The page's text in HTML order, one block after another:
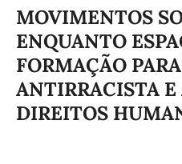
MOVIMENTOS
ENQUANTO
FORMAÇÃO
ANTIRRACISTA E
DIREITOS